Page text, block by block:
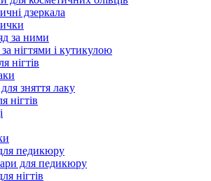
дзеркала
за ними
нігтями і кутикулою
нігтів
зняття лаку
нігтів
педикюру
для педикюру
нігтів